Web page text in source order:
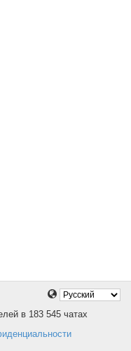
в 183 545 чатах